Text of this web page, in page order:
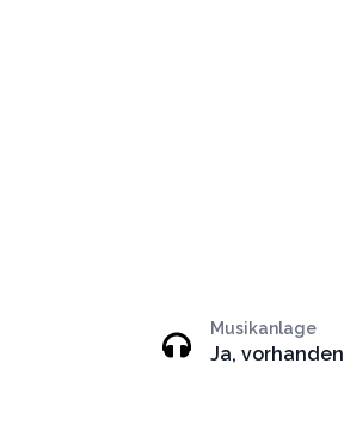
Musikanlage
Ja, vorhanden